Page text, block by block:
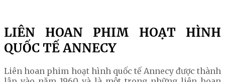
LIÊN HOAN PHIM HOẠT HÌNH
QUỐC TẾ ANNECY
Liên hoan phim hoạt hình quốc tế Annecy được thành